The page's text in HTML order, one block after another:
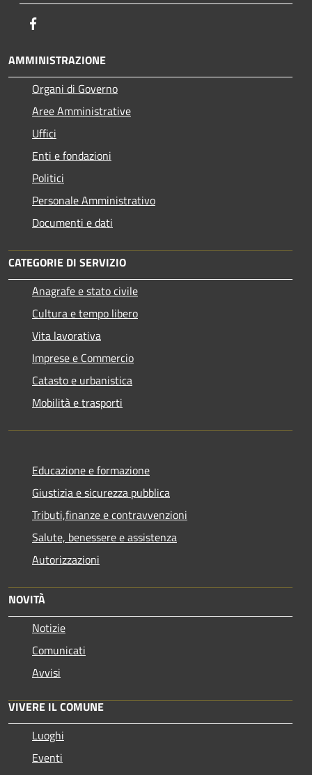
AMMINISTRAZIONE
Organi di Governo
Aree Amministrative
Uffici
Enti e fondazioni
Politici
Personale Amministrativo
Documenti e dati
CATEGORIE DI SERVIZIO
Anagrafe e stato civile
Cultura e tempo libero
Vita lavorativa
Imprese e Commercio
Catasto e urbanistica
Mobilità e trasporti
Educazione e formazione
Giustizia e sicurezza pubblica
Tributi,finanze e contravvenzioni
Salute, benessere e assistenza
Autorizzazioni
NOVITÀ
Notizie
Comunicati
Avvisi
VIVERE IL COMUNE
Luoghi
Eventi